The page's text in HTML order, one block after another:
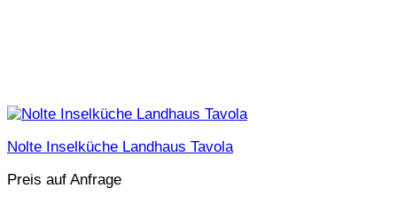
Nolte Inselküche Landhaus Tavola
Preis auf Anfrage